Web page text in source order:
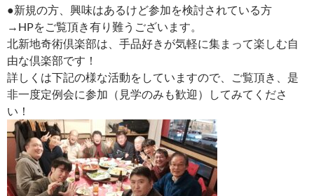
●新規の方、興味はあるけど参加を検討されている方
→HPをご覧頂き有り難うございます。
北新地奇術倶楽部は、手品好きが気軽に集まって楽しむ自
由な倶楽部です！
詳しくは下記の様な活動をしていますので、ご覧頂き、是
非一度定例会に参加（見学のみも歓迎）してみてくださ
い！